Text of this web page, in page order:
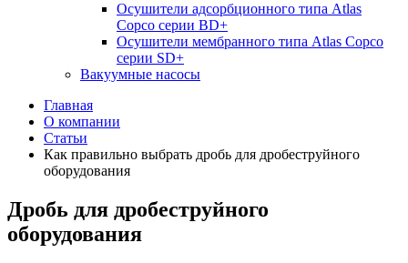
Осушители адсорбционного типа Atlas
Copco серии BD+
Осушители мембранного типа Atlas Copco
серии SD+
Вакуумные насосы
Главная
О компании
Статьи
Как правильно выбрать дробь для дробеструйного
оборудования
Дробь для дробеструйного
оборудования